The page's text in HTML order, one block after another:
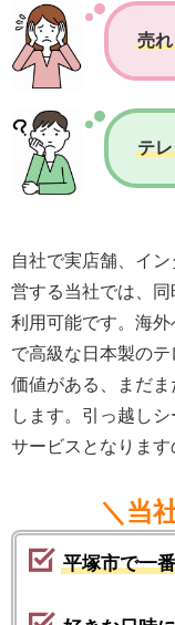
売
テ
自社で実店舗、イ
営する当社では、
利用可能です。海
で高級な日本製のテ
価値がある、まだ
します。引っ越し
サービスとなります
＼当
平塚市で一